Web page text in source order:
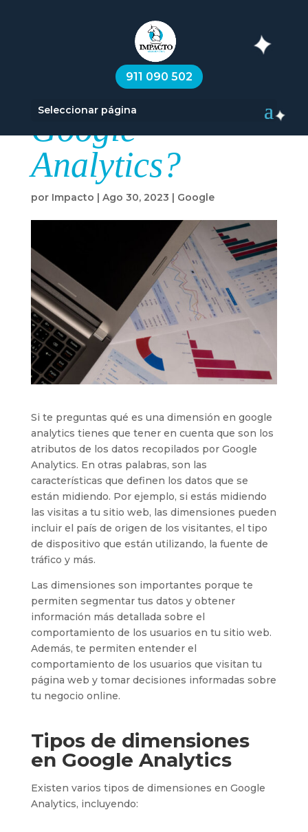
911 090 502
Seleccionar página
¿Qué es una
dimensión en
Google
Analytics?
por Impacto | Ago 30, 2023 | Google
Si te preguntas qué es una dimensión en google
analytics tienes que tener en cuenta que son los
atributos de los datos recopilados por Google
Analytics. En otras palabras, son las
características que definen los datos que se
están midiendo. Por ejemplo, si estás midiendo
las visitas a tu sitio web, las dimensiones pueden
incluir el país de origen de los visitantes, el tipo
de dispositivo que están utilizando, la fuente de
tráfico y más.
Las dimensiones son importantes porque te
permiten segmentar tus datos y obtener
información más detallada sobre el
comportamiento de los usuarios en tu sitio web.
Además, te permiten entender el
comportamiento de los usuarios que visitan tu
página web y tomar decisiones informadas sobre
tu negocio online.
Tipos de dimensiones
en Google Analytics
Existen varios tipos de dimensiones en Google
Analytics, incluyendo: